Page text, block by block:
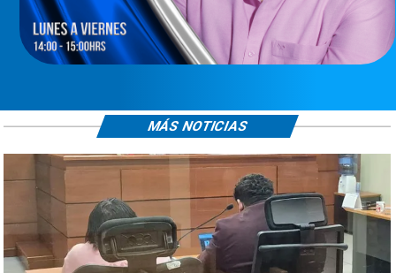
MÁS NOTICIAS